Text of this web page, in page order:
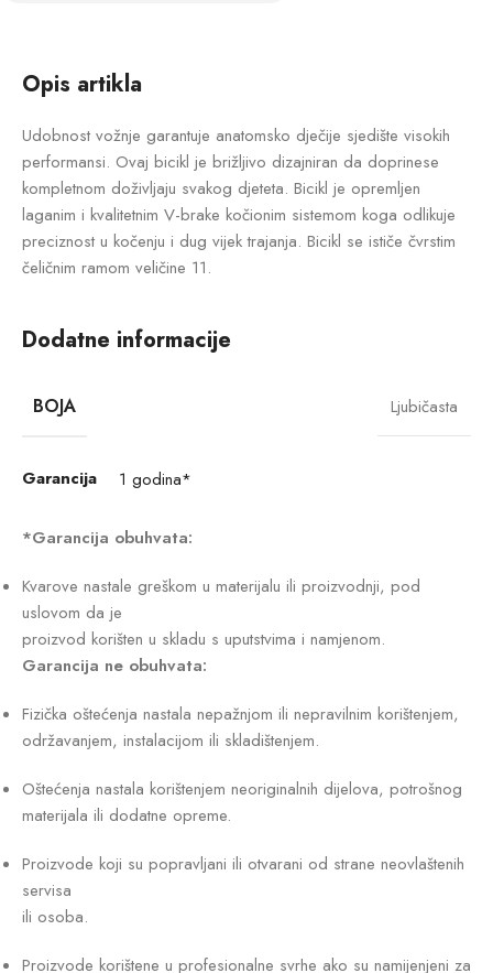
Opis artikla
Udobnost vožnje garantuje anatomsko dječije sjedište visokih
performansi. Ovaj bicikl je brižljivo dizajniran da doprinese
kompletnom doživljaju svakog djeteta. Bicikl je opremljen
laganim i kvalitetnim V-brake kočionim sistemom koga odlikuje
preciznost u kočenju i dug vijek trajanja. Bicikl se ističe čvrstim
čeličnim ramom veličine 11.
Dodatne informacije
BOJA Ljubičasta
Garancija 1 godina*
*Garancija obuhvata:
Kvarove nastale greškom u materijalu ili proizvodnji, pod
uslovom da je
proizvod korišten u skladu s uputstvima i namjenom.
Garancija ne obuhvata:
Fizička oštećenja nastala nepažnjom ili nepravilnim korištenjem,
održavanjem, instalacijom ili skladištenjem.
Oštećenja nastala korištenjem neoriginalnih dijelova, potrošnog
materijala ili dodatne opreme.
Proizvode koji su popravljani ili otvarani od strane neovlaštenih
servisa
ili osoba.
Proizvode korištene u profesionalne svrhe ako su namijenjeni za